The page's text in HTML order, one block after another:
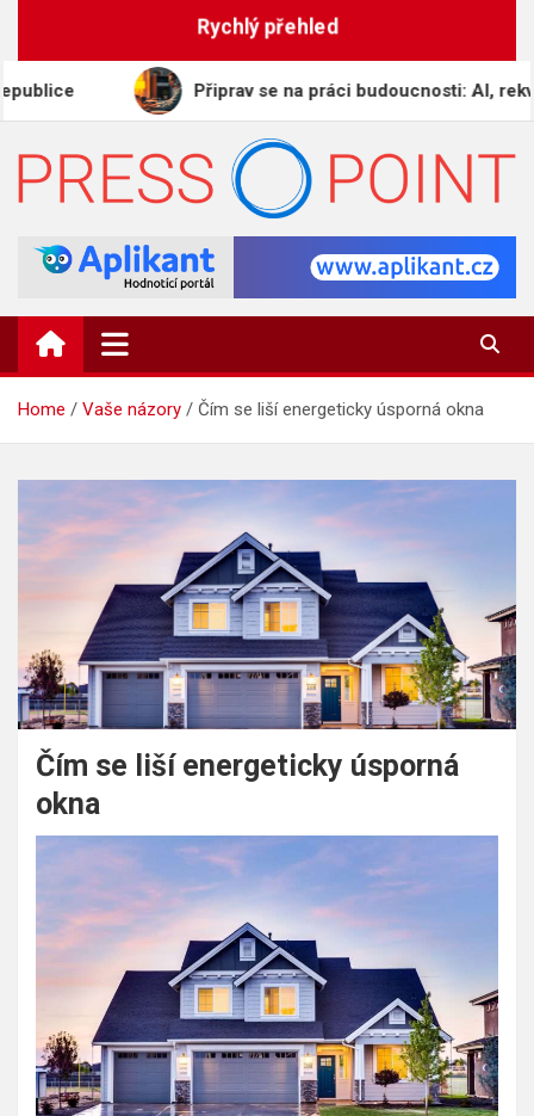
Rychlý přehled
Připrav se na práci budoucnosti: AI,
PRESS-POINT.CZ
Home Vaše názory Čím se liší energeticky úsporná okna
Čím se liší energeticky úsporná
okna